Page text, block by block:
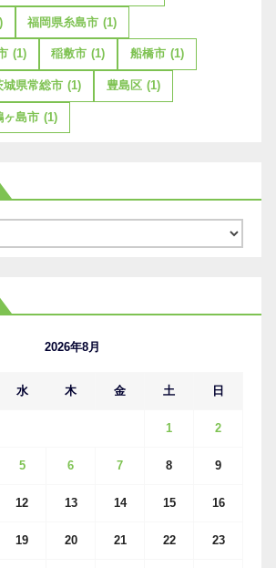
福岡県糸島市 (1)
(1) 稲敷市 (1) 船橋市 (1)
城県常総市 (1) 豊島区 (1)
ヶ島市 (1)
2026年8月
水 木 金 土 日
1 2
5 6 7 8 9
12 13 14 15 16
19 20 21 22 23